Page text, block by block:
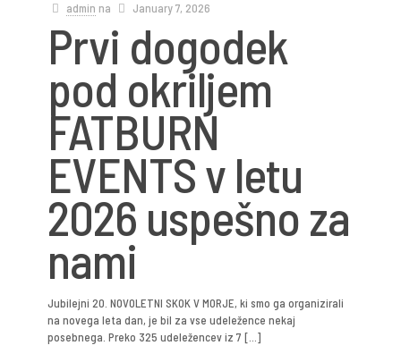
admin na January 7, 2026
Prvi dogodek
pod okriljem
FATBURN
EVENTS v letu
2026 uspešno za
nami
Jubilejni 20. NOVOLETNI SKOK V MORJE, ki smo ga organizirali
na novega leta dan, je bil za vse udeležence nekaj
posebnega. Preko 325 udeležencev iz 7 […]